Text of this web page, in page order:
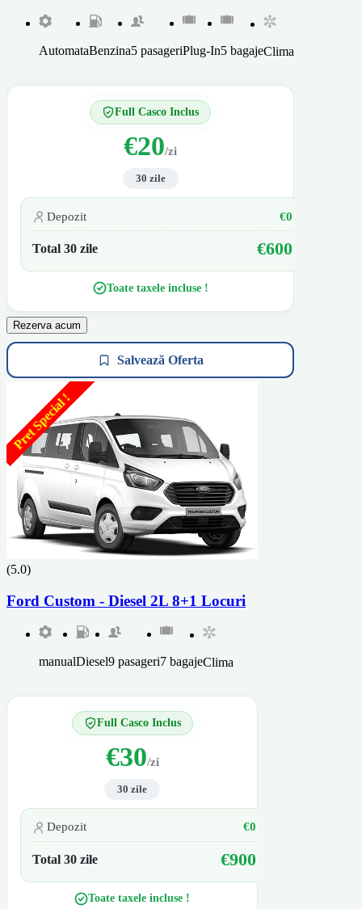
AutomataBenzina5 pasageriPlug-In5 bagajeClima
Full Casco Inclus
€20/zi
30 zile
Depozit €0
Total 30 zile €600
Toate taxele incluse !
Rezerva acum
Salvează Oferta
Pret Special !
(5.0)
Ford Custom - Diesel 2L 8+1 Locuri
manualDiesel9 pasageri7 bagajeClima
Full Casco Inclus
€30/zi
30 zile
Depozit €0
Total 30 zile €900
Toate taxele incluse !